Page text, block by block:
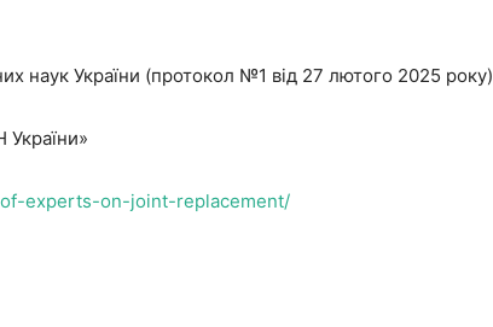
наук України (протокол №1 від 27 лютого 2025 року)
України»
experts-on-joint-replacement/